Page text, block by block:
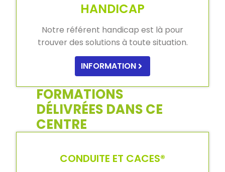
HANDICAP
Notre référent handicap est là pour
trouver des solutions à toute situation.
INFORMATION
FORMATIONS
DÉLIVRÉES DANS CE
CENTRE
CONDUITE ET CACES®